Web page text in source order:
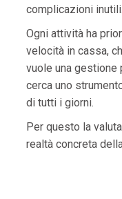
complicazioni inutili.
Ogni attività ha
velocità in cassa,
vuole una gestione
cerca uno
di tutti i giorni.
Per questo la
realtà concreta